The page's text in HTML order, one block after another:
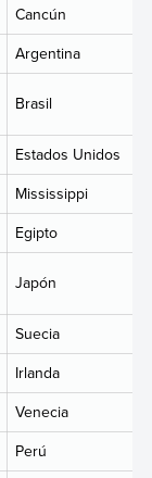
Cancún
Argentina
Brasil
Estados Unidos
Mississippi
Egipto
Japón
Suecia
Irlanda
Venecia
Perú